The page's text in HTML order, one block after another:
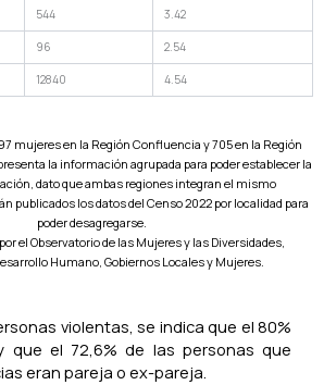
544 3.42
96 2.54
12840 4.54
mujeres en la Región Confluencia y 705 en la Región
la información agrupada para poder establecer la
dato que ambas regiones integran el mismo
publicados los datos del Censo 2022 por localidad para
poder desagregarse.
el Observatorio de las Mujeres y las Diversidades,
Humano, Gobiernos Locales y Mujeres.
violentas, se indica que el 80%
que el 72,6% de las personas que
eran pareja o ex-pareja.